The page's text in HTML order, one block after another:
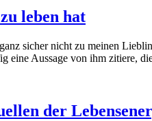
leben hat
sicher nicht zu meinen
eine Aussage von ihm
der